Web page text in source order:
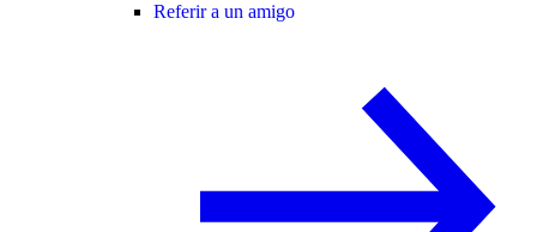
Referir a un amigo